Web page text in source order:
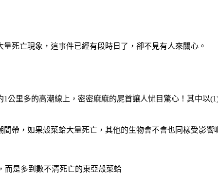
死亡現象，這事件已經有段時日了，卻不見有人來關心。
里多的高潮線上，密密麻麻的屍首讓人怵目驚心！其中以
帶，如果殼菜蛤大量死亡，其他的生物會不會也同樣受影響
而是多到數不清死亡的東亞殼菜蛤